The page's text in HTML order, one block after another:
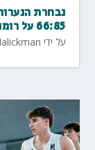
נבחרת
66:85 על רומניה, זילברשלג ה-MVP וגורין בחמישייה
על ידי